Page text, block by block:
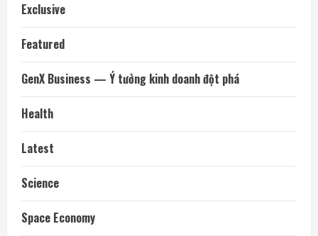
Exclusive
Featured
GenX Business — Ý tưởng kinh doanh đột phá
Health
Latest
Science
Space Economy